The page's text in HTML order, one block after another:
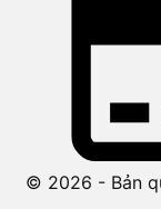
© 2026 - Bản